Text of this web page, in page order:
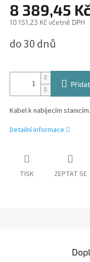
8 389,45
10 151,23 Kč včetně DPH
cena:
do 30 dnů
Kabel k nabíjecím stanicím.
Detailní informace
TISK ZEPTAT SE